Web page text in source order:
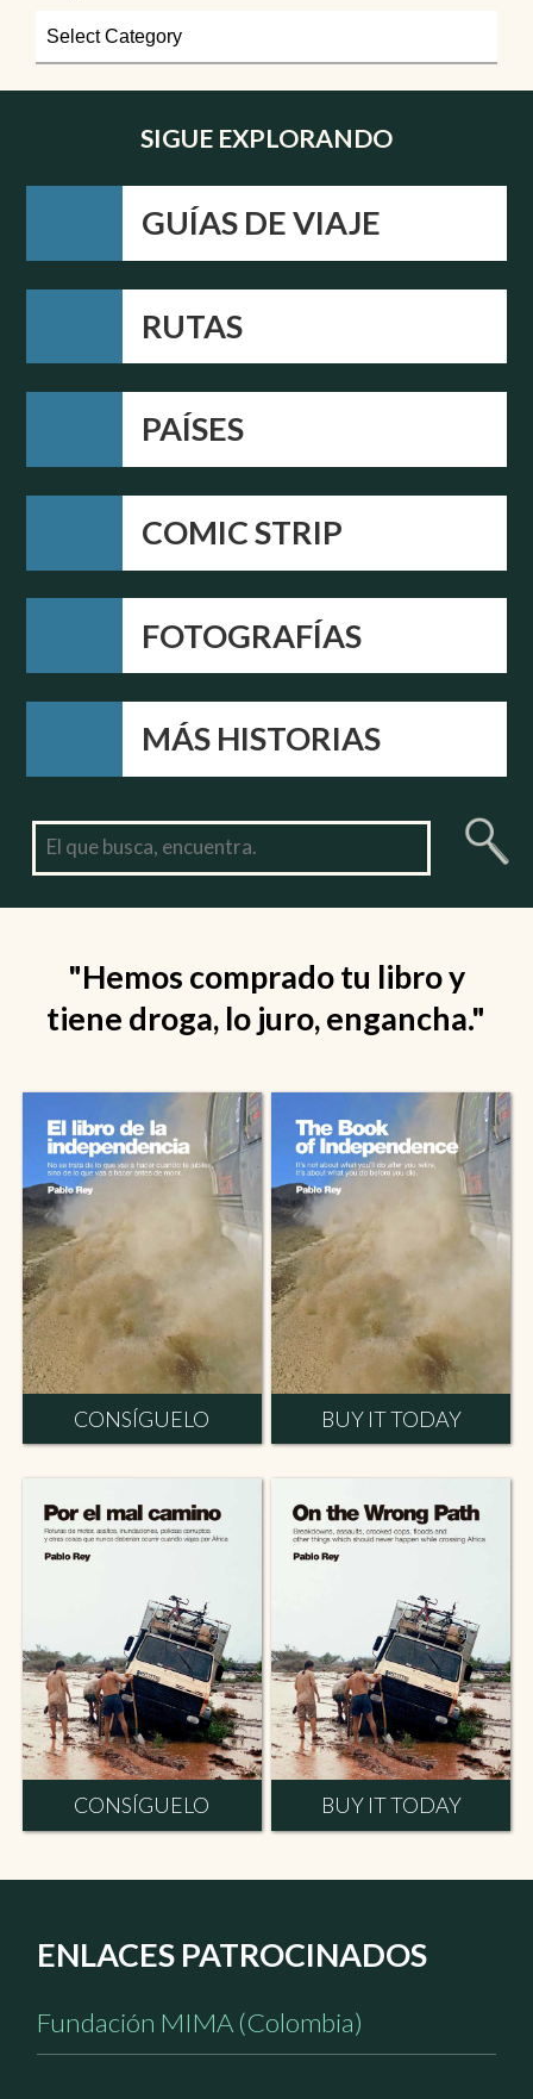
SIGUE EXPLORANDO
GUÍAS DE VIAJE
RUTAS
PAÍSES
COMIC STRIP
FOTOGRAFÍAS
MÁS HISTORIAS
"Hemos comprado tu libro y
tiene droga, lo juro, engancha."
CONSÍGUELO BUY IT TODAY
CONSÍGUELO BUY IT TODAY
ENLACES PATROCINADOS
Fundación MIMA (Colombia)